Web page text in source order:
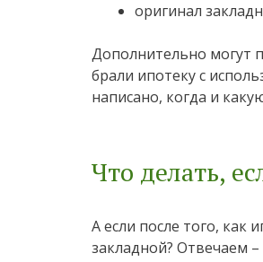
оригинал
Дополнительно могут
брали ипотеку с
написано, когда и
Что делать,
А если после того, как
закладной? Отвечаем